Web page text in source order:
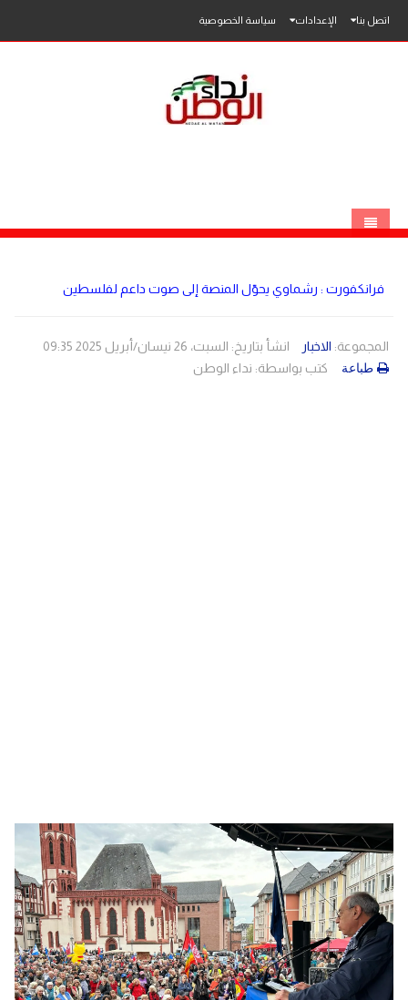
اتصل بنا الإعدادات سياسة الخصوصية
فرانكفورت : رشماوي يحوّل المنصة إلى صوت داعم لفلسطين
المجموعة: الاخبار
انشأ بتاريخ: السبت، 26 نيسان/أبريل 2025 09:35
كتب بواسطة: نداء الوطن طباعة
محلي
فلسطين
عربي